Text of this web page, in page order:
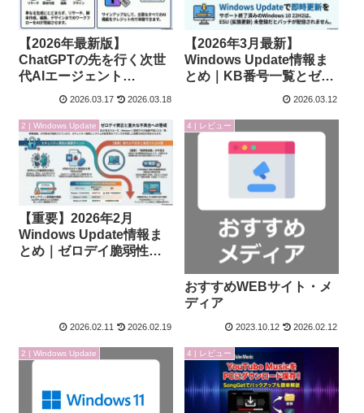
【2026年最新版】
ChatGPTの先を行く次世
代AIエージェント
「HIX.AI」徹底レビュ
産性の秘密に迫る
2026.03.17 2026.03.18
【2026年3月最新】
Windows Update情報ま
とめ｜KB番号一覧とゼロ
デイ・緊急脆弱性の詳細
2026.03.12
2 | Windows Update
【重要】2026年2月
Windows Update情報ま
とめ｜ゼロデイ脆弱性の
2026.02.11 2026.02.19
4 | レビュー
おすすめWEBサイト・メ
ディア
2023.10.12 2026.02.12
2 | Windows Update 4 | レビュー